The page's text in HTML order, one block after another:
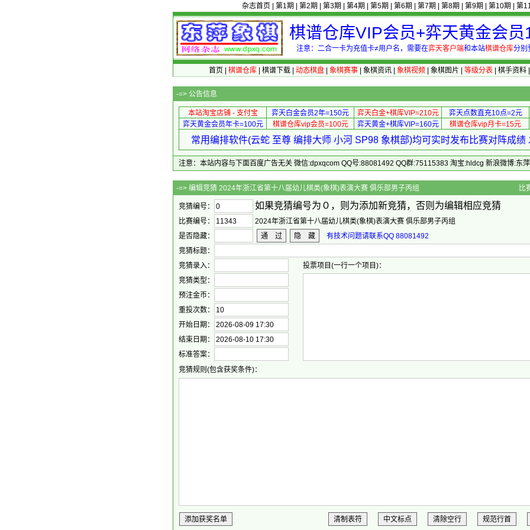
杂志首页 第1期 第2期 第3期 第4期 第5期 第6期 第7期 第8期 第9期 第10期 第
棋谱仓库VIP会员+弈天黄金会员
注意：二合一卡为充值卡≠用户名，需要在弈天客户端和本站棋谱仓库分别
首页 棋谱仓库| 棋谱下载| 动态棋盘| 象棋赛事| 象棋资讯| 象棋视频 象棋图片 等级分表| 棋手资料|
-=> 公告信息
本站淘宝店铺 - 支付宝 弈天白金会员2年=150元 弈天白金+棋库VIP=210元 弈天点数直充10点=2元
弈天黄金会员年卡=100元
棋谱仓库vip会员=100元 弈天黄金+棋库VIP=160元 棋谱仓库vip月卡=15元
常用编排软件(云蛇 至尊 编排大师 小河 SP98 象棋部)均可实时发布比赛对阵成绩
注意：本站内容与下面百度广告无关 微信:dpxqcom QQ号:88081492 QQ群:75115383 淘宝:hldcg 新浪微博:东
-=> 编辑竞猜 2024年浙江省第十八届幼儿棋类(象棋)表演大赛 俱乐部男子丙组 比
竞猜编号： 如果竞猜编号为０，则为添加新竞猜，否则为编辑相应竞猜
比赛编号：
2024年浙江省第十八届幼儿棋类(象棋)表演大赛 俱乐部男子丙组
是否隐藏：
通 过 隐 藏
有技术问题请联系QQ 88081492
竞猜标题：
竞猜录入：
投票项目(一行一个项目)：
竞猜类型：
预注金币：
重投次数：
开始日期：
结束日期：
标准答案：
竞猜规则(包含获奖条件)：
添加获奖名单 清制表符 中文标点 清除空行 规范行首